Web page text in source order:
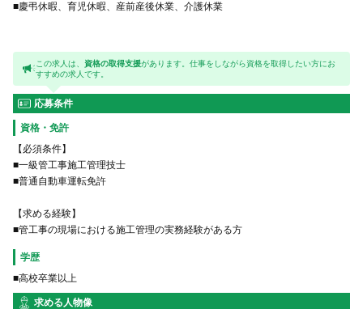
■慶弔休暇、育児休暇、産前産後休業、介護休業
この求人は、資格の取得支援があります。仕事をしながら資格を取得したい方にお
すすめの求人です。
応募条件
資格・免許
【必須条件】
■一級管工事施工管理技士
■普通自動車運転免許
【求める経験】
■管工事の現場における施工管理の実務経験がある方
学歴
■高校卒業以上
求める人物像